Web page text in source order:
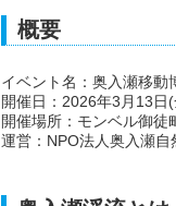
概要
イベント名：奥入瀬移動
開催日：2026年3月13日
開催場所：モンベル御徒
運営：NPO法人奥入瀬自